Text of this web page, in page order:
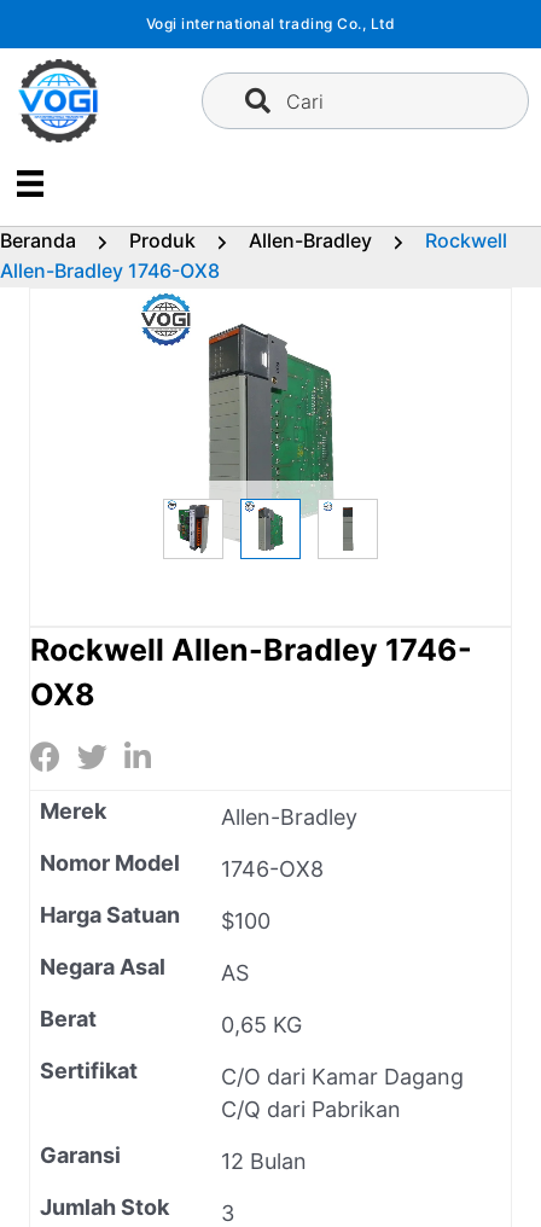
konten
Vogi international trading Co., Ltd
Cari
Beranda Produk Allen-Bradley
Rockwell
Allen-Bradley 1746-OX8
Rockwell Allen-Bradley 1746-
OX8
Merek
Allen-Bradley
Nomor Model
1746-OX8
Harga Satuan
$100
Negara Asal
AS
Berat
0,65 KG
Sertifikat
C/O dari Kamar Dagang
C/Q dari Pabrikan
Garansi
12 Bulan
Jumlah Stok
3